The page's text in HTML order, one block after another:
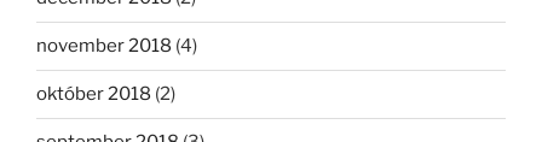
november 2018 (4)
október 2018 (2)